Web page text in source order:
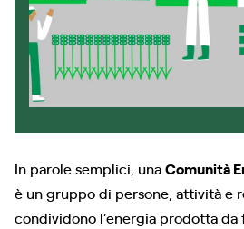
In parole semplici, unaComunità
è un gruppo di persone, attività e
condividono l’energia prodotta da